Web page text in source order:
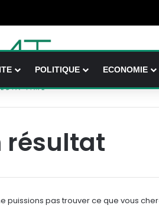
POLITIQUE ECONOMIE
résultat
puissions pas trouver ce que vous